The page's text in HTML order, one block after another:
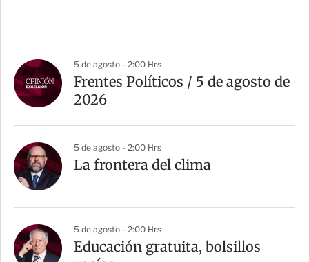
5 de agosto - 2:00 Hrs
Frentes Políticos / 5 de agosto de
2026
5 de agosto - 2:00 Hrs
La frontera del clima
5 de agosto - 2:00 Hrs
Educación gratuita, bolsillos